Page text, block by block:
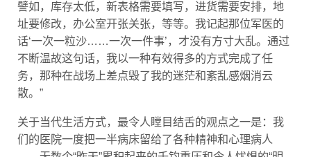
址要修改，办公室开张关张，等等。我记起那位军医的
话‘一次一粒沙……一次一件事’，才没有方寸大乱。通过
不断温故这句话，我以一种有效得多的方式完成了任
务，那种在战场上差点毁了我的迷茫和紊乱感烟消云
散。”
关于当代生活方式，最令人瞠目结舌的观点之一是：我
们的医院一度把一半病床留给了各种精神和心理病人
——无数个“昨天”累积起来的千钧重压和令人忧惧的“明